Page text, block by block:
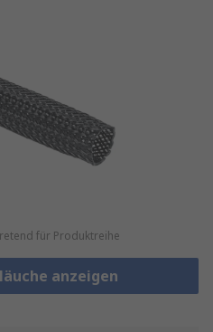
für Produktreihe
anzeigen